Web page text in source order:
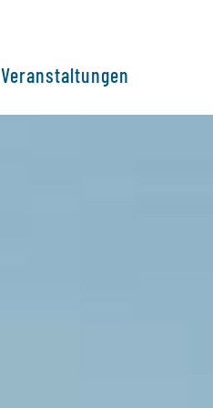
Veranstaltungen